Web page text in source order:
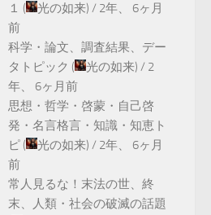
１ ( 光の如来) / 2年、 6ヶ月
前
科学・論文、調査結果、デー
タトピック ( 光の如来) / 2
年、 6ヶ月前
思想・哲学・啓蒙・自己啓
発・名言格言・知識・知恵ト
ピ ( 光の如来) / 2年、 6ヶ月
前
常人見るな！末法の世、終
末、人類・社会の破滅の話題